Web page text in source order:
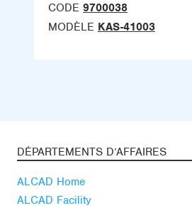
CODE 9700038
MODÈLE KAS-41003
DÉPARTEMENTS D’AFFAIRES
ALCAD Home
ALCAD Facility